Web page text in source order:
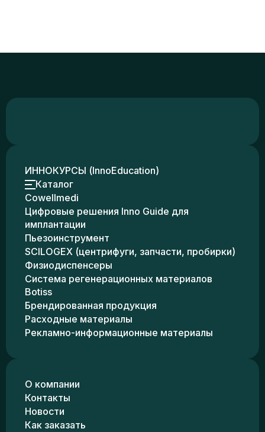
ИННОКУРСЫ (InnoEducation)
Каталог
Cowellmedi
Цифровые решения Inno Guide для
имплантации
Пьезоинструмент
SCILOGEX (центрифуги, запчасти, пробирки)
Физиодиспенсеры
Система регенерационных материалов
Botiss
Брендированная продукция
Расходные материалы
Рекламно-информационные материалы
О компании
Контакты
Новости
Как заказать